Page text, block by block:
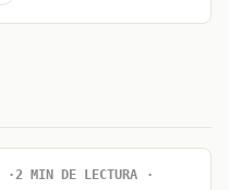
2 MIN DE LECTURA